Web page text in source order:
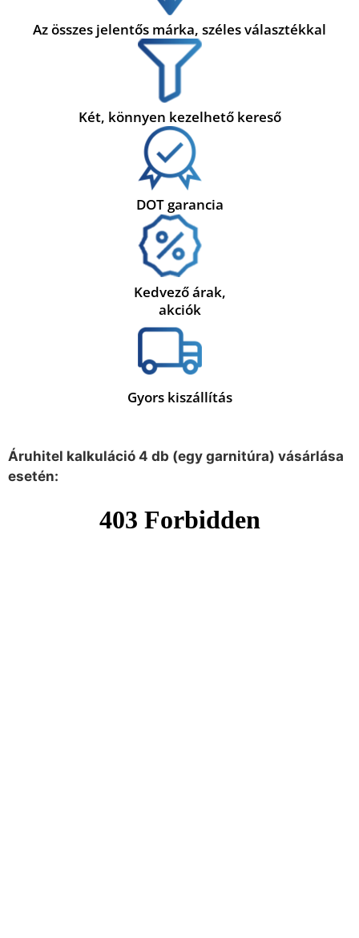
Az összes jelentős márka, széles választékkal
Két, könnyen kezelhető kereső
DOT garancia
Kedvező árak,
akciók
Gyors kiszállítás
Áruhitel kalkuláció 4 db (egy garnitúra) vásárlása
esetén: